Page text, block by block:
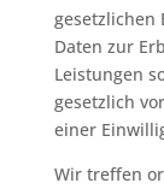
gesetzlichen
Daten zur
Leistungen
gesetzlich
einer
Wir treffen